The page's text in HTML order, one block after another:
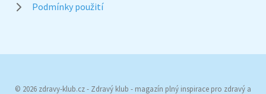
Podmínky použití
© 2026 zdravy-klub.cz - Zdravý klub - magazín plný inspirace pro zdravý a